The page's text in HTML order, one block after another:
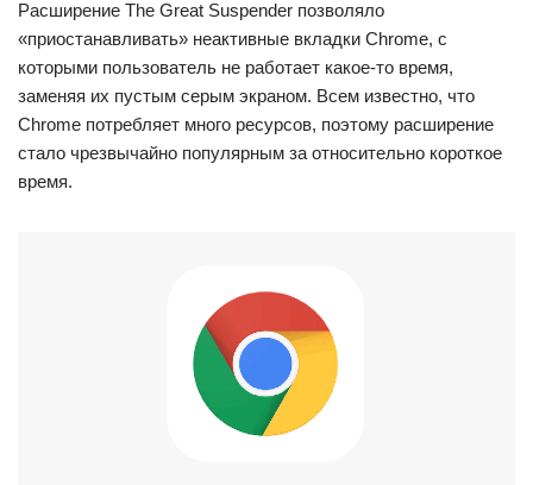
Расширение The Great Suspender позволяло
«приостанавливать» неактивные вкладки Chrome, с
которыми пользователь не работает какое-то время,
заменяя их пустым серым экраном. Всем известно, что
Chrome потребляет много ресурсов, поэтому расширение
стало чрезвычайно популярным за относительно короткое
время.